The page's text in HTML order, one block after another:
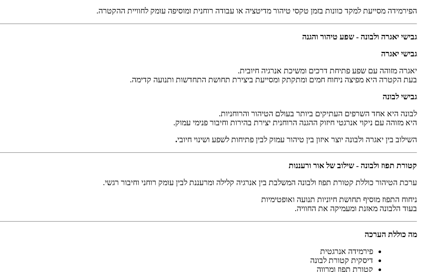
הפירמידה מסייעת למקד כוונות בזמן טקסי טיהור מדיטציה או עבודה רוחנית ומוסיפה עומק לחוויית ההקטרה.
גבישי יאגרה ולבונה - שפע טיהור והגנה
גבישי יאגרה
יאגרה מזוהה עם שפע פתיחת דרכים ומשיכת אנרגיה חיובית.
בעת הקטרה היא מפיצה ניחוח חמים ומתקתק ומסייעת ביצירת תחושת התחדשות ותנועה קדימה.
גבישי לבונה
לבונה היא אחד השרפים העתיקים ביותר בעולם הטיהור והרוחניות.
היא מזוהה עם ניקוי אנרגטי חיזוק ההגנה הרוחנית יצירת בהירות וחיבור פנימי עמוק.
השילוב בין יאגרה ולבונה יוצר איזון בין טיהור עמוק לבין פתיחות לשפע ושינוי חיובי.
קטורת תפוז ולבונה - שילוב של אור ורעננות
ערכת הטיהור כוללת קטורת תפוז ולבונה המשלבת בין אנרגיה קלילה ומרעננת לבין עומק רוחני וחיבור רגשי.
ניחוח התפוז מוסיף תחושת חיוניות תנועה ואופטימיות
בעוד הלבונה מאזנת ומעמיקה את החוויה.
מה כוללת הערכה
פירמידה אנרגטית
דיסקית קטורת לבונה
קטורת תפוז ומרווה